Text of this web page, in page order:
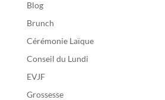
Blog
Brunch
Cérémonie Laïque
Conseil du Lundi
EVJF
Grossesse